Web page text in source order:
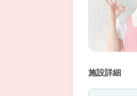
施設詳細